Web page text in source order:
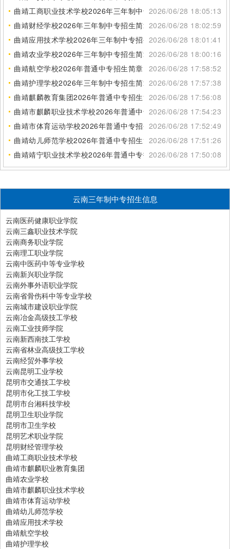
曲靖工商职业技术学校2026年三年制中专招生简章2026/06/28 18:05:13
曲靖财经学校2026年三年制中专招生简章2026/06/28 18:02:59
曲靖应用技术学校2026年三年制中专招生简章2026/06/28 18:01:41
曲靖农业学校2026年三年制中专招生简章2026/06/28 18:00:16
曲靖航空学校2026年普通中专招生简章 2026/06/28 17:58:52
曲靖护理学校2026年三年制中专招生简章2026/06/28 17:57:38
曲靖麒麟教育集团2026年普通中专招生简章2026/06/28 17:56:08
曲靖市麒麟职业技术学校2026年普通中专招生简章2026/06/28 17:54:23
曲靖市体育运动学校2026年普通中专招生简章2026/06/28 17:52:49
曲靖幼儿师范学校2026年普通中专招生简章2026/06/28 17:51:26
曲靖靖宁职业技术学校2026年普通中专招生简章2026/06/28 17:50:08
云南三年制中专招生信息
云南医药健康职业学院
云南三鑫职业技术学院
云南商务职业学院
云南理工职业学院
云南中医药中等专业学校
云南新兴职业学院
云南外事外语职业学院
云南省骨伤科中等专业学校
云南城市建设职业学院
云南冶金高级技工学校
云南工业技师学院
云南新西南技工学校
云南省林业高级技工学校
云南经贸外事学校
云南昆明工业学校
昆明市交通技工学校
昆明市化工技工学校
昆明市台湘科技学校
昆明卫生职业学院
昆明市卫生学校
昆明艺术职业学院
昆明财经管理学校
曲靖工商职业技术学校
曲靖市麒麟职业教育集团
曲靖农业学校
曲靖市麒麟职业技术学校
曲靖市体育运动学校
曲靖幼儿师范学校
曲靖应用技术学校
曲靖航空学校
曲靖护理学校